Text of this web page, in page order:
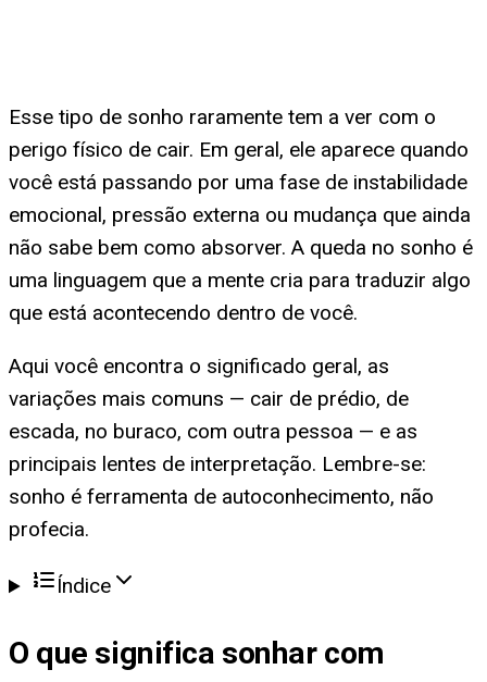
Esse tipo de sonho raramente tem a ver com o
perigo físico de cair. Em geral, ele aparece quando
você está passando por uma fase de instabilidade
emocional, pressão externa ou mudança que ainda
não sabe bem como absorver. A queda no sonho é
uma linguagem que a mente cria para traduzir algo
que está acontecendo dentro de você.
Aqui você encontra o significado geral, as
variações mais comuns — cair de prédio, de
escada, no buraco, com outra pessoa — e as
principais lentes de interpretação. Lembre-se:
sonho é ferramenta de autoconhecimento, não
profecia.
Índice
O que significa sonhar com